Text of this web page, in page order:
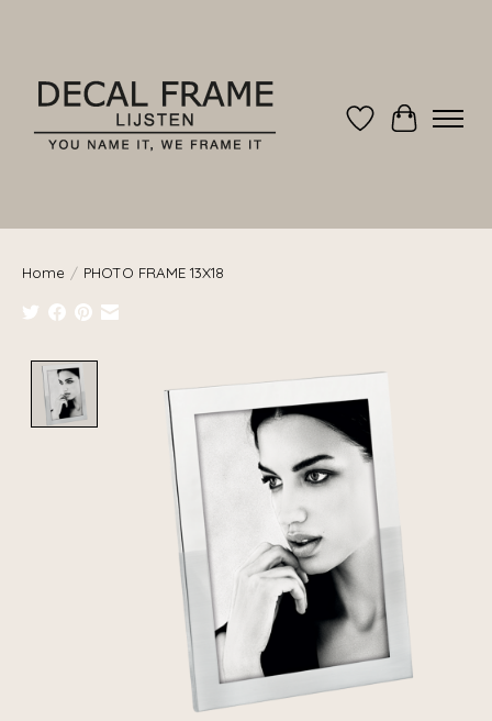
Verlanglijst
Home / PHOTO FRAME 13X18
Product image slideshow Items